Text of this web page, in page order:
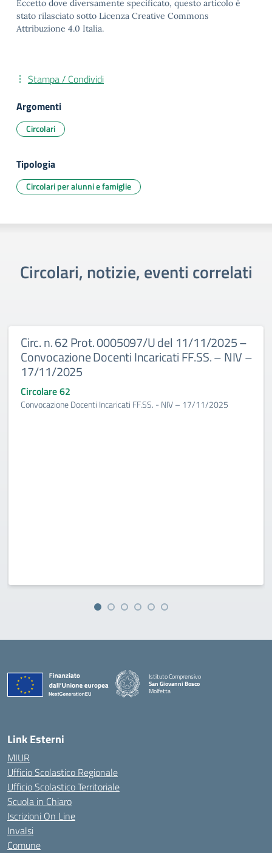
Eccetto dove diversamente specificato, questo articolo è
stato rilasciato sotto Licenza Creative Commons
Attribuzione 4.0 Italia.
Stampa / Condividi
Argomenti
Circolari
Tipologia
Circolari per alunni e famiglie
Circolari, notizie, eventi correlati
Circ. n. 62 Prot. 0005097/U del 11/11/2025 –
Convocazione Docenti Incaricati FF.SS. – NIV –
17/11/2025
Circolare 62
Convocazione Docenti Incaricati FF.SS. - NIV – 17/11/2025
Istituto Comprensivo
San Giovanni Bosco
Molfetta
Link Esterni
MIUR
Ufficio Scolastico Regionale
Ufficio Scolastico Territoriale
Scuola in Chiaro
Iscrizioni On Line
Invalsi
Comune